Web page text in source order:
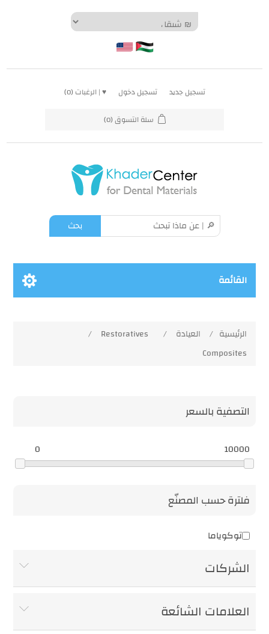
تسجيل جديد تسجيل دخول ♥ | الرغبات (0)
سلة التسوق(0)
بحث
القائمة
الرئيسية / العيادة /
Restoratives
/
Composites
التصفية بالسعر
0 10000
فلترة حسب المصنّع
توكوياما
الشركات
العلامات الشائعة